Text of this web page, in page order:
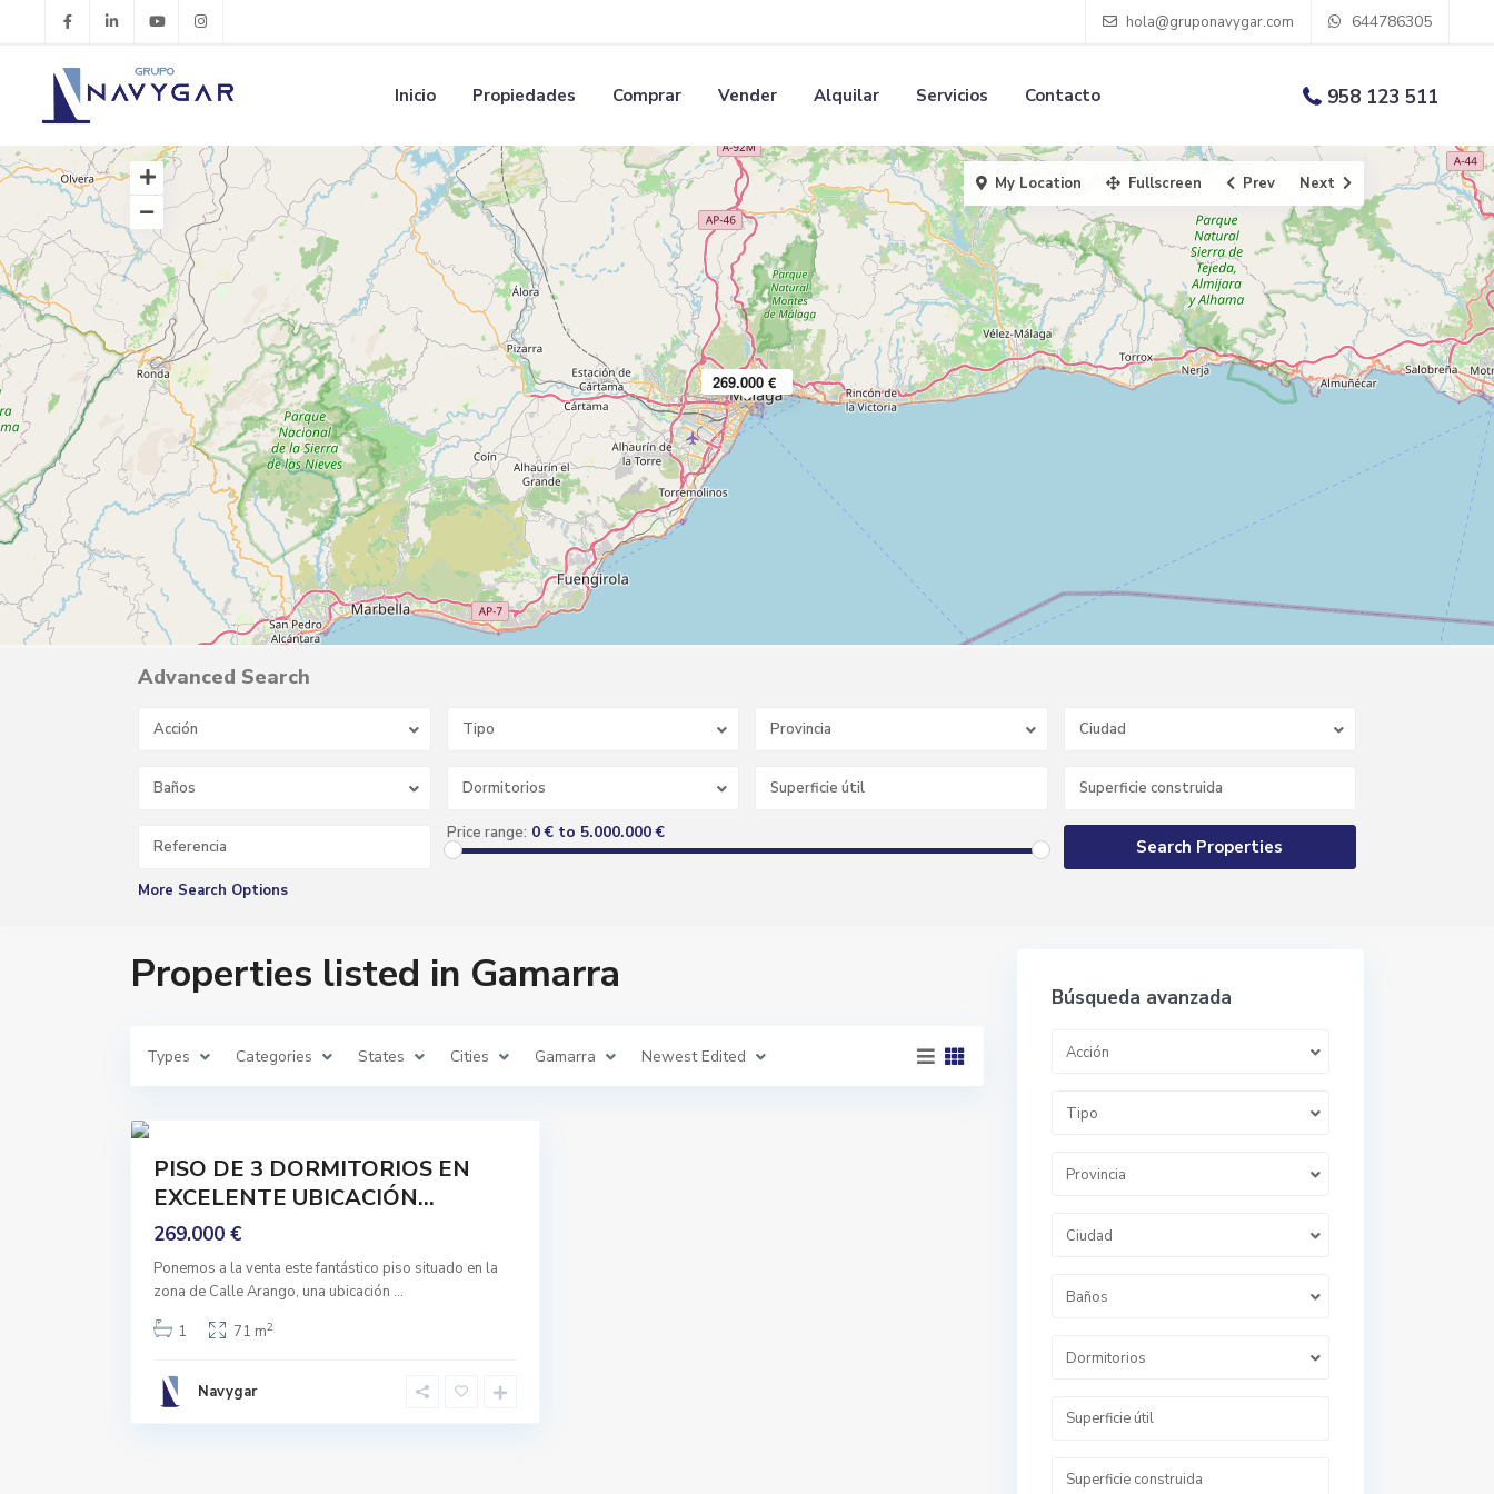
hola@gruponavygar.com 644786305
958 123 511
Inicio Propiedades Comprar Vender Alquilar Servicios Contacto
269.000 €
My Location Fullscreen Prev Next
Advanced Search
Acción Tipo Provincia Ciudad
Baños Dormitorios
Price range: 0 € to 5.000.000 €
More Search Options
Properties listed in Gamarra
Types Categories States Cities Gamarra Newest Edited
a
r
á
a
PISO DE 3 DORMITORIOS EN
EXCELENTE UBICACIÓN...
269.000 €
Ponemos a la venta este fantástico piso situado en la
zona de Calle Arango, una ubicación ...
1
71 m2
Navygar
Búsqueda avanzada
Acción
Tipo
Provincia
Ciudad
Baños
Dormitorios